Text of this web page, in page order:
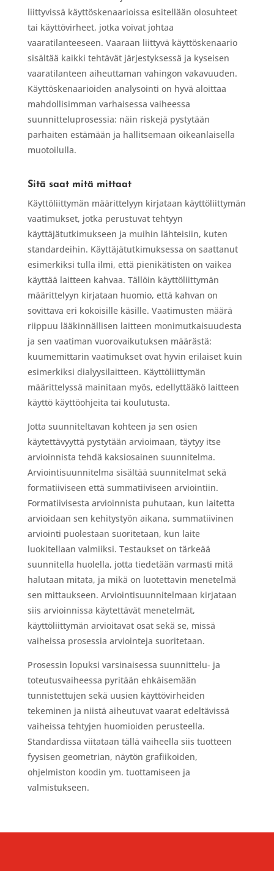
liittyvissä käyttöskenaarioissa esitellään olosuhteet
tai käyttövirheet, jotka voivat johtaa
vaaratilanteeseen. Vaaraan liittyvä käyttöskenaario
sisältää kaikki tehtävät järjestyksessä ja kyseisen
vaaratilanteen aiheuttaman vahingon vakavuuden.
Käyttöskenaarioiden analysointi on hyvä aloittaa
mahdollisimman varhaisessa vaiheessa
suunnitteluprosessia: näin riskejä pystytään
parhaiten estämään ja hallitsemaan oikeanlaisella
muotoilulla.
Sitä saat mitä mittaat
Käyttöliittymän määrittelyyn kirjataan käyttöliittymän
vaatimukset, jotka perustuvat tehtyyn
käyttäjätutkimukseen ja muihin lähteisiin, kuten
standardeihin. Käyttäjätutkimuksessa on saattanut
esimerkiksi tulla ilmi, että pienikätisten on vaikea
käyttää laitteen kahvaa. Tällöin käyttöliittymän
määrittelyyn kirjataan huomio, että kahvan on
sovittava eri kokoisille käsille. Vaatimusten määrä
riippuu lääkinnällisen laitteen monimutkaisuudesta
ja sen vaatiman vuorovaikutuksen määrästä:
kuumemittarin vaatimukset ovat hyvin erilaiset kuin
esimerkiksi dialyysilaitteen. Käyttöliittymän
määrittelyssä mainitaan myös, edellyttääkö laitteen
käyttö käyttöohjeita tai koulutusta.
Jotta suunniteltavan kohteen ja sen osien
käytettävyyttä pystytään arvioimaan, täytyy itse
arvioinnista tehdä kaksiosainen suunnitelma.
Arviointisuunnitelma sisältää suunnitelmat sekä
formatiiviseen että summatiiviseen arviointiin.
Formatiivisesta arvioinnista puhutaan, kun laitetta
arvioidaan sen kehitystyön aikana, summatiivinen
arviointi puolestaan suoritetaan, kun laite
luokitellaan valmiiksi. Testaukset on tärkeää
suunnitella huolella, jotta tiedetään varmasti mitä
halutaan mitata, ja mikä on luotettavin menetelmä
sen mittaukseen. Arviointisuunnitelmaan kirjataan
siis arvioinnissa käytettävät menetelmät,
käyttöliittymän arvioitavat osat sekä se, missä
vaiheissa prosessia arviointeja suoritetaan.
Prosessin lopuksi varsinaisessa suunnittelu- ja
toteutusvaiheessa pyritään ehkäisemään
tunnistettujen sekä uusien käyttövirheiden
tekeminen ja niistä aiheutuvat vaarat edeltävissä
vaiheissa tehtyjen huomioiden perusteella.
Standardissa viitataan tällä vaiheella siis tuotteen
fyysisen geometrian, näytön grafiikoiden,
ohjelmiston koodin ym. tuottamiseen ja
valmistukseen.